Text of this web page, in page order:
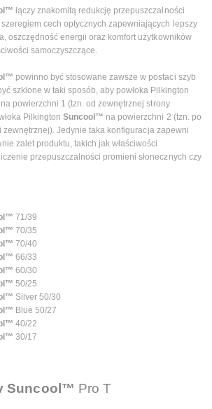
łączy znakomitą redukcję przepuszczalności
cech optycznych zapewniających lepszy
oszczędność energii oraz komfort użytkowników
samoczyszczące.
powinno być stosowane zawsze w postaci szyb
szklone w taki sposób, aby powłoka Pilkington
powierzchni 1 (tzn. od zewnętrznej strony
Pilkington Suncool™ na powierzchni 2 (tzn. po
Jedynie taka konfiguracja zapewni
zalet produktu, takich jak właściwości
przepuszczalności promieni słonecznych czy
71/39
70/35
70/40
66/33
60/30
50/25
Silver 50/30
Blue 50/27
40/22
30/17
Suncool™ Pro T